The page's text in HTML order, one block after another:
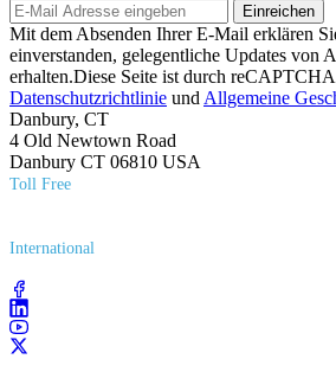
Einreichen
Mit dem Absenden Ihrer E-Mail erklären
einverstanden, gelegentliche Updates von
erhalten.Diese Seite ist durch
Datenschutzrichtlinie und Allgemeine
Danbury, CT
4 Old Newtown Road
Danbury CT 06810 USA
Toll Free
International